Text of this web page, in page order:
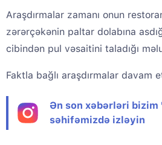
Araşdırmalar zamanı onun
zərərçəkənin paltar dolabına
cibindən pul vəsaitini taladığı
Faktla bağlı araşdırmalar davam
Ən son xəbərləri bizim
səhifəmizdə izləyin